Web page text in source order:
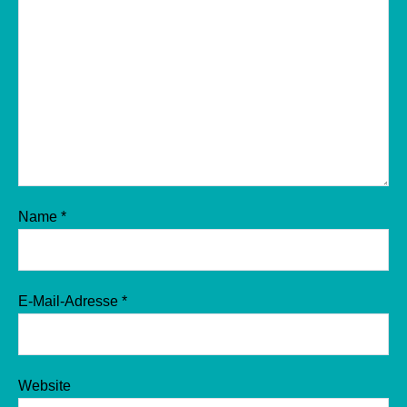
Name *
E-Mail-Adresse *
Website